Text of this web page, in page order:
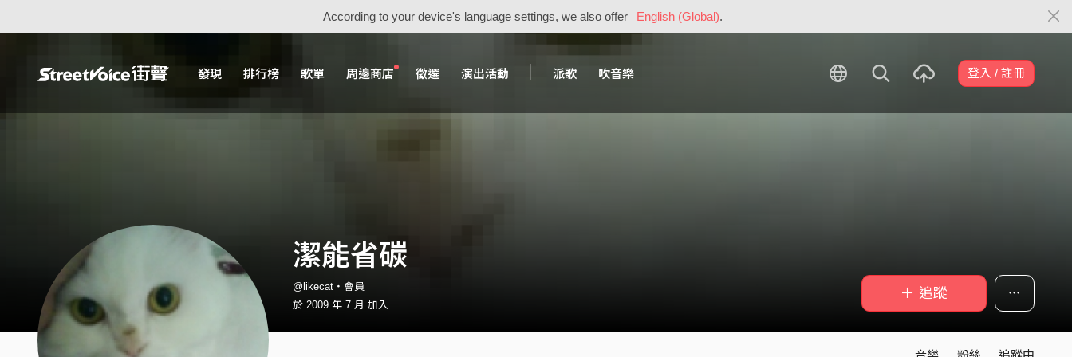
According to your device's language settings, we also offer English (Global).
發現 排行榜 歌單 周邊商店 徵選 演出活動 派歌 吹音樂 登入 / 註冊
潔能省碳
@likecat・會員
於 2009 年 7 月 加入
＋ 追蹤